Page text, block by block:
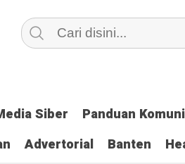
Siber Panduan
Advertorial Banten
Siber Panduan
Advertorial Banten